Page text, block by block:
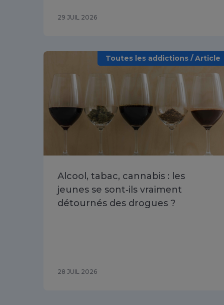
29 JUIL 2026
Toutes les addictions / Article
Alcool, tabac, cannabis : les
jeunes se sont‑ils vraiment
détournés des drogues ?
28 JUIL 2026